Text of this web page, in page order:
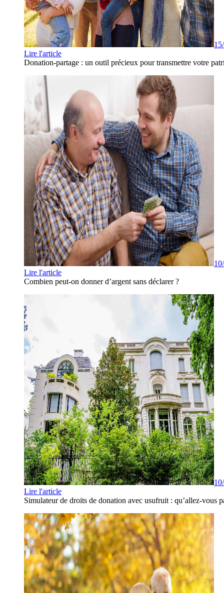
Lire l'article
Donation-partage : un outil précieux pour transmettre votre
Lire l'article
Combien peut-on donner d’argent sans déclarer ?
Lire l'article
Simulateur de droits de donation avec usufruit : qu’allez-vous